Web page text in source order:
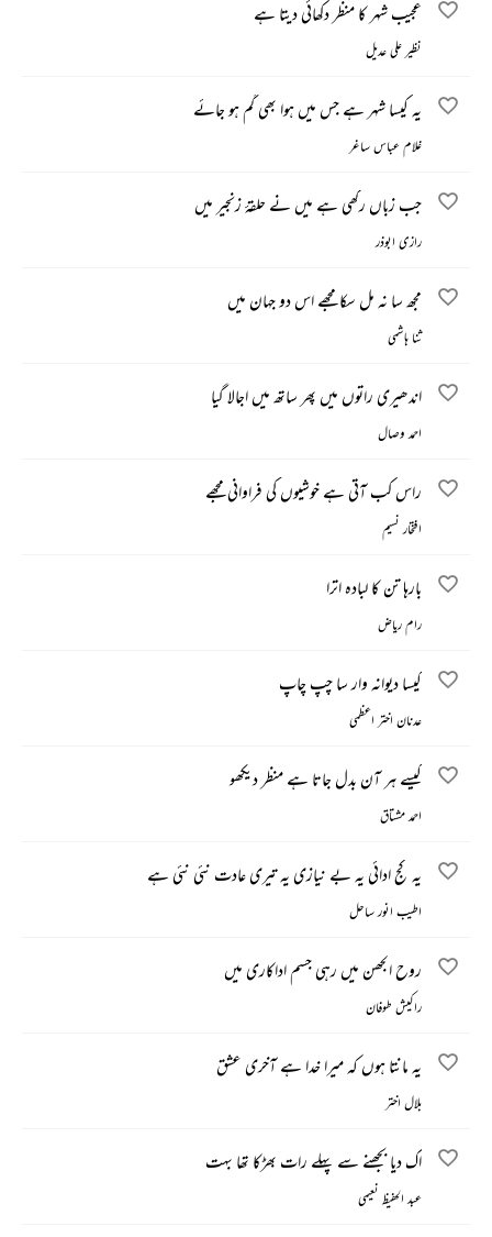
عجیب شہر کا منظر دکھائی دیتا ہے
نظیر علی عدیل
یہ کیسا شہر ہے جس میں ہوا بھی گم ہو جائے
غلام عباس ساغر
جب زباں رکھی ہے میں نے حلقۂ زنجیر میں
رازی ابوذر
مجھ سا نہ مل سکا مجھے اس دو جہان میں
ثنا ہاشمی
اندھیری راتوں میں پھر ساتھ میں اجالا گیا
احمد وصال
راس کب آتی ہے خوشیوں کی فراوانی مجھے
افتخار نسیم
بارہا تن کا لبادہ اترا
رام ریاض
کیسا دیوانہ وار سا چپ چاپ
عدنان اختر اعظمی
کیسے ہر آن بدل جاتا ہے منظر دیکھو
احمد مشتاق
یہ کج ادائی یہ بے نیازی یہ تیری عادت نئی نئی ہے
اطیب انور ساحل
روح الجھن میں رہی جسم اداکاری میں
راکیش طوفان
یہ مانتا ہوں کہ میرا خدا ہے آخری عشق
بلال اختر
اک دیا بجھنے سے پہلے رات بھڑکا تھا بہت
عبد الحفیظ نعیمی